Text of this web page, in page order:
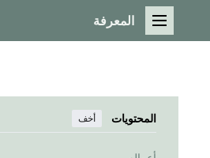
القائمة الرئيسية
المعرفة
المحتويات أخف